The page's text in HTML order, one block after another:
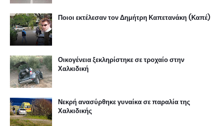
Ποιοι εκτέλεσαν τον Δημήτρη Καπετανάκη (Καπέ)
Οικογένεια ξεκληρίστηκε σε τροχαίο στην
Χαλκιδική
Νεκρή ανασύρθηκε γυναίκα σε παραλία της
Χαλκιδικής